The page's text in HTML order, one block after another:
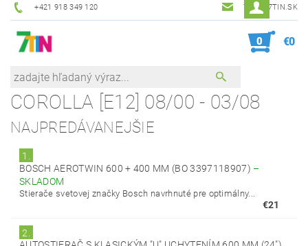
+421 918 349 120 7TIN@7TIN.SK
0 €0
COROLLA [E12] 08/00 - 03/08
NAJPREDÁVANEJŠIE
1.
BOSCH AEROTWIN 600 + 400 MM (BO 3397118907) –
SKLADOM
Stierače svetovej značky Bosch navrhnuté pre optimálny...
€21
2.